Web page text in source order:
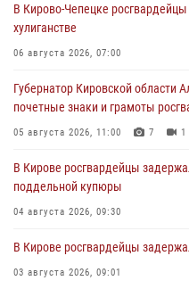
В Кирово-Чепецке
хулиганстве
06 августа 2026, 07:00
Губернатор Кировской области
почетные знаки и грамоты
05 августа 2026, 11:00 7 1
В Кирове росгвардейцы
поддельной купюры
04 августа 2026, 09:30
В Кирове росгвардейцы
03 августа 2026, 09:01